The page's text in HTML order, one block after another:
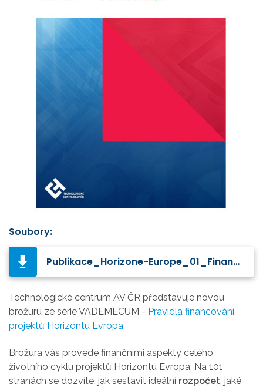
Soubory:
Publikace_Horizone-Europe_01_Finance_final_oprava.pdf
Technologické centrum AV ČR představuje novou
brožuru ze série VADEMECUM - Pravidla financování
projektů Horizontu Evropa.
Brožura vás provede finančními aspekty celého
životního cyklu projektů Horizontu Evropa. Na 101
stranách se dozvíte, jak sestavit ideální rozpočet, jaké